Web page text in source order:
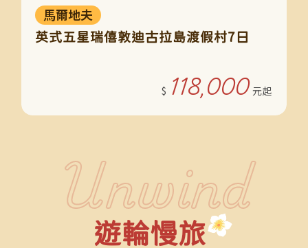
英式五星瑞僖敦迪古拉島渡假村7日
馬爾地夫
118,000
Unwind
遊輪慢旅